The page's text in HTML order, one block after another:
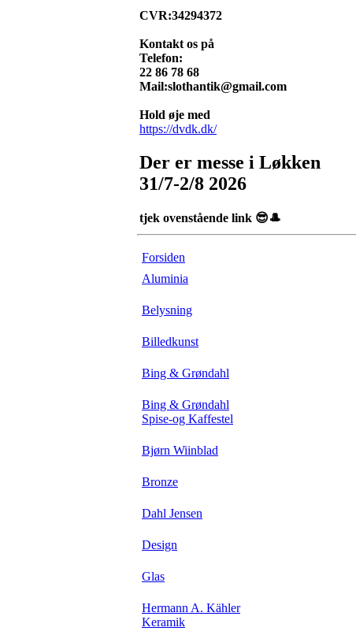
CVR:34294372
Kontakt os på
Telefon:
22 86 78 68
Mail:slothantik@gmail.com
Hold øje med
https://dvdk.dk/
Der er messe i Løkken
31/7-2/8 2026
tjek ovenstående link 😎🎩
Forsiden
Aluminia
Belysning
Billedkunst
Bing & Grøndahl
Bing & Grøndahl
Spise-og Kaffestel
Bjørn Wiinblad
Bronze
Dahl Jensen
Design
Glas
Hermann A. Kähler
Keramik